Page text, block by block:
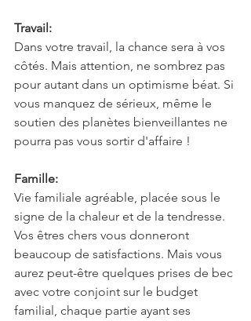
Travail:
Dans votre travail, la chance sera à vos
côtés. Mais attention, ne sombrez pas
pour autant dans un optimisme béat. Si
vous manquez de sérieux, même le
soutien des planètes bienveillantes ne
pourra pas vous sortir d'affaire !
Famille:
Vie familiale agréable, placée sous le
signe de la chaleur et de la tendresse.
Vos êtres chers vous donneront
beaucoup de satisfactions. Mais vous
aurez peut-être quelques prises de bec
avec votre conjoint sur le budget
familial, chaque partie ayant ses